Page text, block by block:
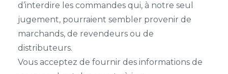
d’interdire les commandes qui, à notre seul
jugement, pourraient sembler provenir de
marchands, de revendeurs ou de
distributeurs.
Vous acceptez de fournir des informations de